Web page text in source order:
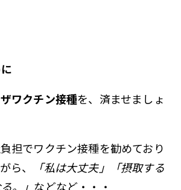
ワクチン接種を、済ませましょ
担でワクチン接種を勧めており
ら、
「私は大丈夫」「摂取する
。」 などなど・・・